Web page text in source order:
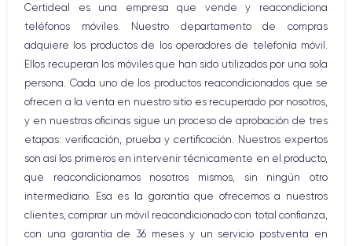
Botón Inicio
Bluetooth
WiFi
Red móvil
Vibración
Conector USB
Certideal es una empresa que vende y reacondiciona
teléfonos móviles. Nuestro departamento de compras
adquiere los productos de los operadores de telefonía móvil.
Ellos recuperan los móviles que han sido utilizados por una sola
persona. Cada uno de los productos reacondicionados que se
ofrecen a la venta en nuestro sitio es recuperado por nosotros,
y en nuestras oficinas sigue un proceso de aprobación de tres
etapas: verificación, prueba y certificación. Nuestros expertos
son así los primeros en intervenir técnicamente en el producto,
que reacondicionamos nosotros mismos, sin ningún otro
intermediario. Esa es la garantía que ofrecemos a nuestros
clientes, comprar un móvil reacondicionado con total confianza,
con una garantía de 36 meses y un servicio postventa en